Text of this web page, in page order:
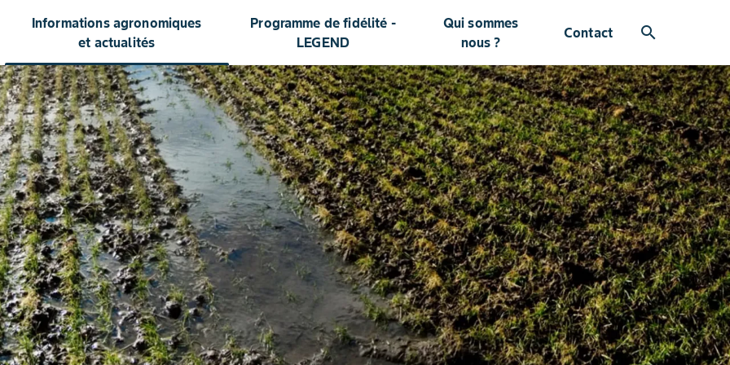
Informations agronomiques
et actualités
Programme de fidélité -
LEGEND
Qui sommes
nous ?
Contact search